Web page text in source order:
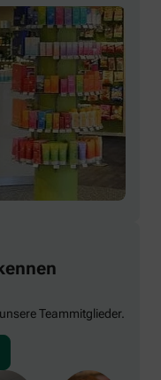
Teammitglieder.